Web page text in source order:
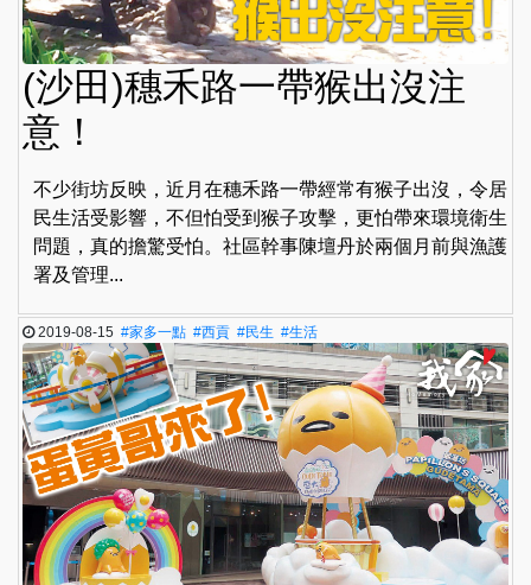
(沙田)穗禾路一帶猴出沒注
意！
不少街坊反映，近月在穗禾路一帶經常有猴子出沒，令居
民生活受影響，不但怕受到猴子攻擊，更怕帶來環境衛生
問題，真的擔驚受怕。社區幹事陳壇丹於兩個月前與漁護
署及管理...
2019-08-15#家多一點 #西貢 #民生 #生活